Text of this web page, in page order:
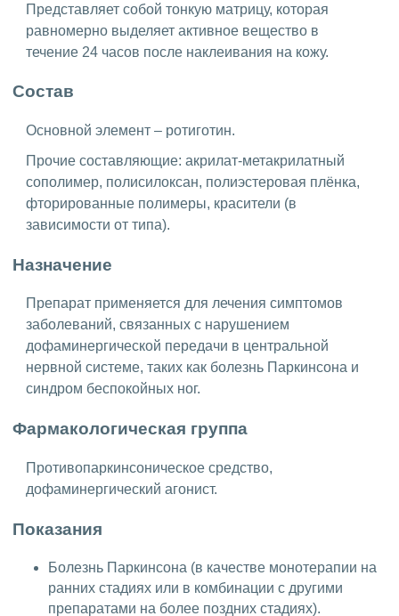
Представляет собой тонкую матрицу, которая
равномерно выделяет активное вещество в
течение 24 часов после наклеивания на кожу.
Состав
Основной элемент – ротиготин.
Прочие составляющие: акрилат-метакрилатный
сополимер, полисилоксан, полиэстеровая плёнка,
фторированные полимеры, красители (в
зависимости от типа).
Назначение
Препарат применяется для лечения симптомов
заболеваний, связанных с нарушением
дофаминергической передачи в центральной
нервной системе, таких как болезнь Паркинсона и
синдром беспокойных ног.
Фармакологическая группа
Противопаркинсоническое средство,
дофаминергический агонист.
Показания
Болезнь Паркинсона (в качестве монотерапии на
ранних стадиях или в комбинации с другими
препаратами на более поздних стадиях).